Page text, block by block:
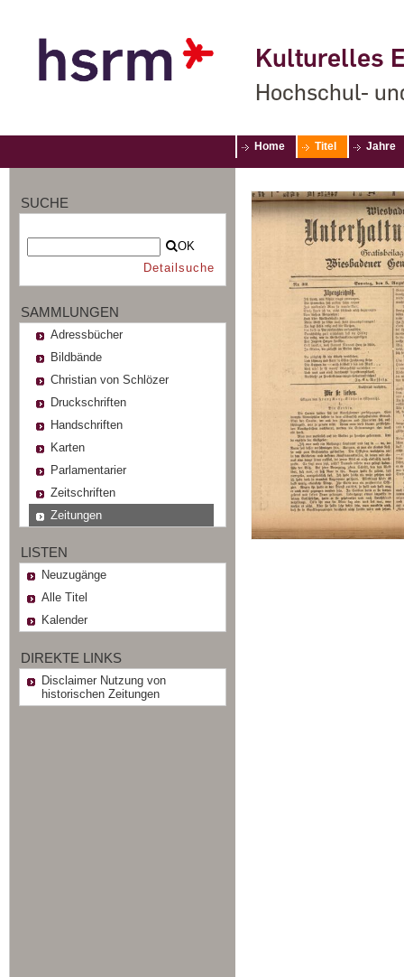
Kulturelles
Hochschul-
Home Titel Jahre
SUCHE
OK
Detailsuche
SAMMLUNGEN
Adressbücher
Bildbände
Christian von Schlözer
Druckschriften
Handschriften
Karten
Parlamentarier
Zeitschriften
Zeitungen
LISTEN
Neuzugänge
Alle Titel
Kalender
DIREKTE LINKS
Disclaimer Nutzung von
historischen Zeitungen